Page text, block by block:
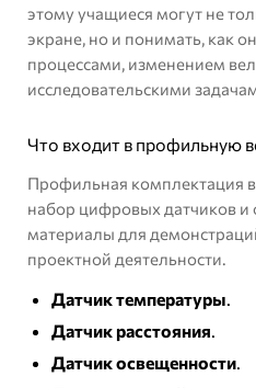
этому учащиеся могут не
экране, но и понимать, как
процессами, изменением
исследовательскими
Что входит в профильную
Профильная комплектация
набор цифровых датчиков и
материалы для
проектной деятельности.
Датчик температуры.
Датчик расстояния.
Датчик освещенности.